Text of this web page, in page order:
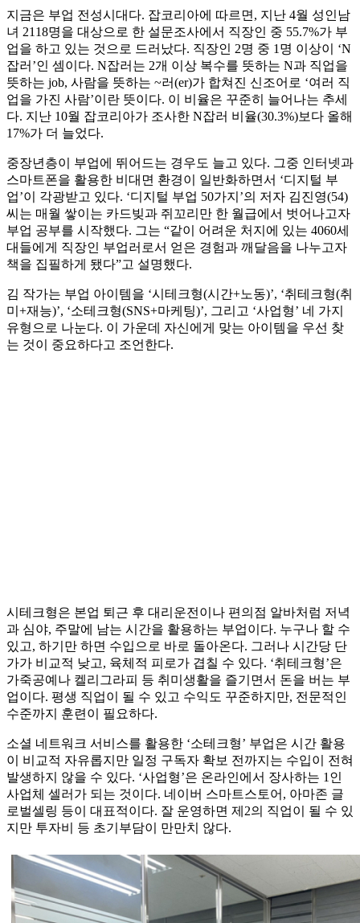
지금은 부업 전성시대다. 잡코리아에 따르면, 지난 4월 성인남
녀 2118명을 대상으로 한 설문조사에서 직장인 중 55.7%가 부
업을 하고 있는 것으로 드러났다. 직장인 2명 중 1명 이상이 ‘N
잡러’인 셈이다. N잡러는 2개 이상 복수를 뜻하는 N과 직업을
뜻하는 job, 사람을 뜻하는 ~러(er)가 합쳐진 신조어로 ‘여러 직
업을 가진 사람’이란 뜻이다. 이 비율은 꾸준히 늘어나는 추세
다. 지난 10월 잡코리아가 조사한 N잡러 비율(30.3%)보다 올해
17%가 더 늘었다.
중장년층이 부업에 뛰어드는 경우도 늘고 있다. 그중 인터넷과
스마트폰을 활용한 비대면 환경이 일반화하면서 ‘디지털 부
업’이 각광받고 있다. ‘디지털 부업 50가지’의 저자 김진영(54)
씨는 매월 쌓이는 카드빚과 쥐꼬리만 한 월급에서 벗어나고자
부업 공부를 시작했다. 그는 “같이 어려운 처지에 있는 4060세
대들에게 직장인 부업러로서 얻은 경험과 깨달음을 나누고자
책을 집필하게 됐다”고 설명했다.
김 작가는 부업 아이템을 ‘시테크형(시간+노동)’, ‘취테크형(취
미+재능)’, ‘소테크형(SNS+마케팅)’, 그리고 ‘사업형’ 네 가지
유형으로 나눈다. 이 가운데 자신에게 맞는 아이템을 우선 찾
는 것이 중요하다고 조언한다.
시테크형은 본업 퇴근 후 대리운전이나 편의점 알바처럼 저녁
과 심야, 주말에 남는 시간을 활용하는 부업이다. 누구나 할 수
있고, 하기만 하면 수입으로 바로 돌아온다. 그러나 시간당 단
가가 비교적 낮고, 육체적 피로가 겹칠 수 있다. ‘취테크형’은
가죽공예나 켈리그라피 등 취미생활을 즐기면서 돈을 버는 부
업이다. 평생 직업이 될 수 있고 수익도 꾸준하지만, 전문적인
수준까지 훈련이 필요하다.
소셜 네트워크 서비스를 활용한 ‘소테크형’ 부업은 시간 활용
이 비교적 자유롭지만 일정 구독자 확보 전까지는 수입이 전혀
발생하지 않을 수 있다. ‘사업형’은 온라인에서 장사하는 1인
사업체 셀러가 되는 것이다. 네이버 스마트스토어, 아마존 글
로벌셀링 등이 대표적이다. 잘 운영하면 제2의 직업이 될 수 있
지만 투자비 등 초기부담이 만만치 않다.